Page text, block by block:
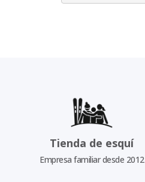
Tienda de esquí
Empresa familiar desde 2012